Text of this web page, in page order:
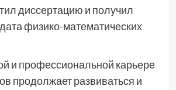
диссертацию и получил
физико-математических
и профессиональной карьере
продолжает развиваться и